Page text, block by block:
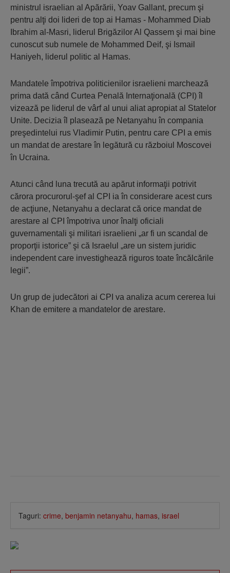
ministrul israelian al Apărării, Yoav Gallant, precum şi
pentru alţi doi lideri de top ai Hamas - Mohammed Diab
Ibrahim al-Masri, liderul Brigăzilor Al Qassem şi mai bine
cunoscut sub numele de Mohammed Deif, şi Ismail
Haniyeh, liderul politic al Hamas.
Mandatele împotriva politicienilor israelieni marchează
prima dată când Curtea Penală Internaţională (CPI) îl
vizează pe liderul de vârf al unui aliat apropiat al Statelor
Unite. Decizia îl plasează pe Netanyahu în compania
preşedintelui rus Vladimir Putin, pentru care CPI a emis
un mandat de arestare în legătură cu războiul Moscovei
în Ucraina.
Atunci când luna trecută au apărut informaţii potrivit
cărora procurorul-şef al CPI ia în considerare acest curs
de acţiune, Netanyahu a declarat că orice mandat de
arestare al CPI împotriva unor înalţi oficiali
guvernamentali şi militari israelieni „ar fi un scandal de
proporţii istorice” şi că Israelul „are un sistem juridic
independent care investighează riguros toate încălcările
legii”.
Un grup de judecători ai CPI va analiza acum cererea lui
Khan de emitere a mandatelor de arestare.
Taguri: crime, benjamin netanyahu, hamas, israel